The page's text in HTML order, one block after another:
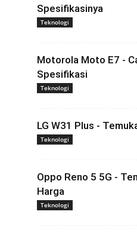
Spesifikasinya
Teknologi
Motorola Moto E7 -
Spesifikasi
Teknologi
LG W31 Plus -
Teknologi
Oppo Reno 5 5G -
Harga
Teknologi